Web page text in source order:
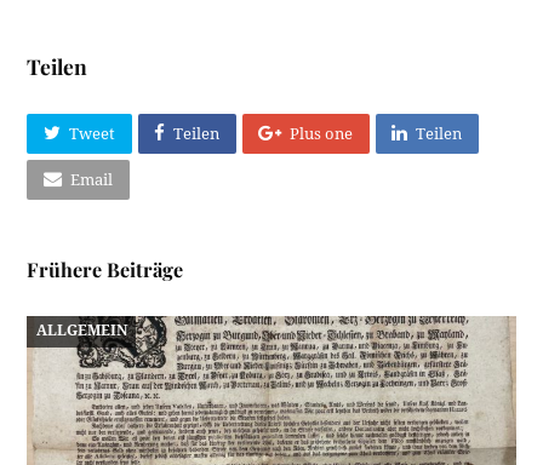
Teilen
Tweet Teilen Plus one Teilen
Email
Frühere Beiträge
ALLGEMEIN